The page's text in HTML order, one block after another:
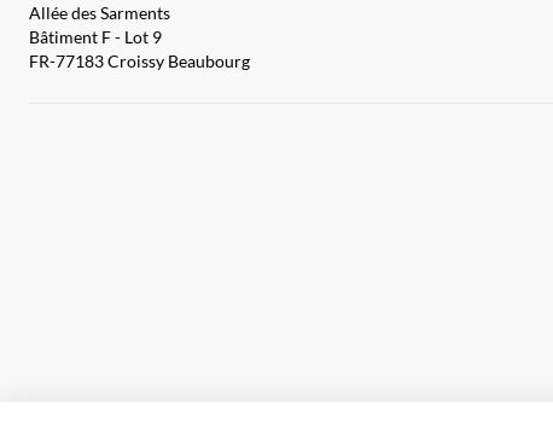
Allée des Sarments
Bâtiment F - Lot 9
FR-77183 Croissy Beaubourg